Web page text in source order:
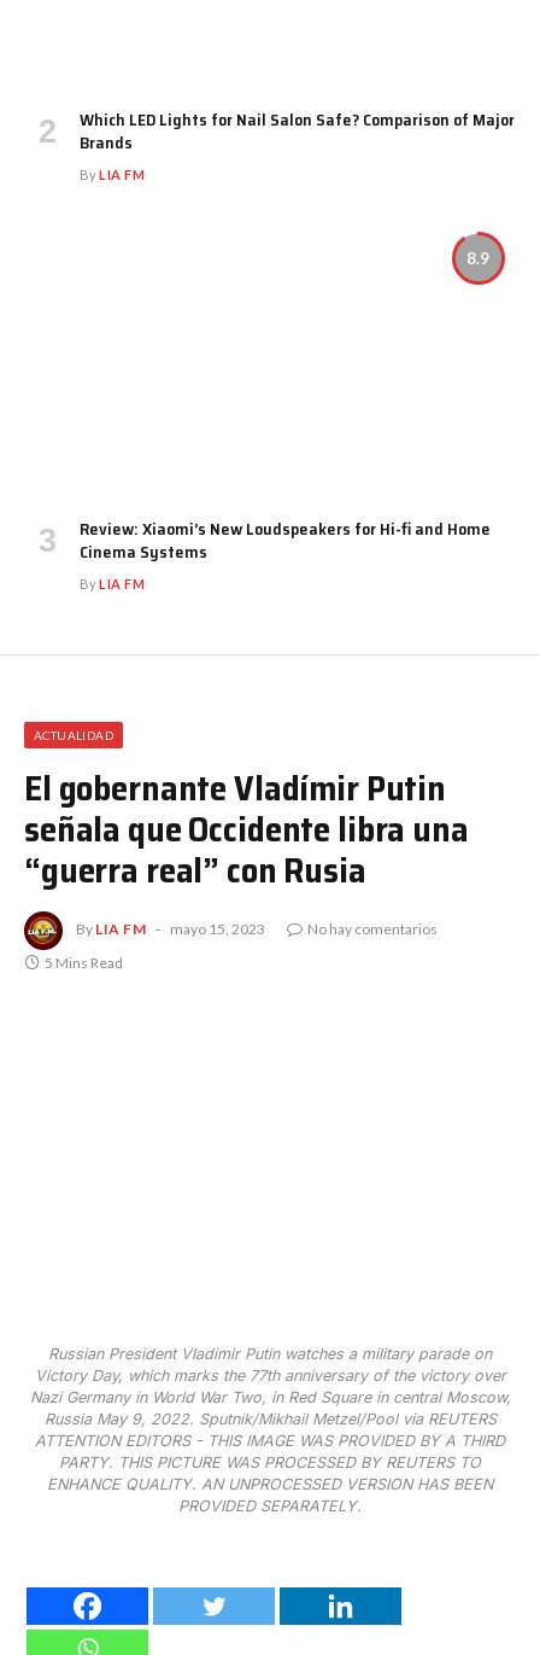
Which LED Lights for Nail Salon Safe? Comparison of Major
Brands
ByLIA FM
8.9
Review: Xiaomi’s New Loudspeakers for Hi-fi and Home
Cinema Systems
ByLIA FM
ACTUALIDAD
El gobernante Vladímir Putin
señala que Occidente libra una
“guerra real” con Rusia
By LIA FM mayo 15, 2023
No hay comentarios
5 Mins Read
Russian President Vladimir Putin watches a military parade on
Victory Day, which marks the 77th anniversary of the victory over
Nazi Germany in World War Two, in Red Square in central Moscow,
Russia May 9, 2022. Sputnik/Mikhail Metzel/Pool via REUTERS
ATTENTION EDITORS - THIS IMAGE WAS PROVIDED BY A THIRD
PARTY. THIS PICTURE WAS PROCESSED BY REUTERS TO
ENHANCE QUALITY. AN UNPROCESSED VERSION HAS BEEN
PROVIDED SEPARATELY.